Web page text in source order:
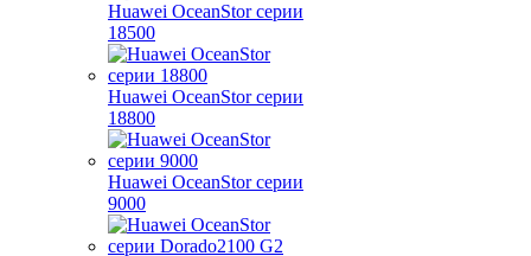
Huawei OceanStor серии
18500
Huawei OceanStor серии
18800
Huawei OceanStor серии
9000